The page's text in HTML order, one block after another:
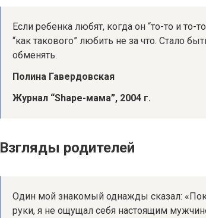
Если ребенка любят, когда он “то-то и то-
“как такового” любить не за что. Стало
обменять.
Полина Гавердовская
Журнал “Shape-мама”, 2004 г.
Взгляды родителей
Один мой знакомый однажды сказал:
руки, я не ощущал себя настоящим